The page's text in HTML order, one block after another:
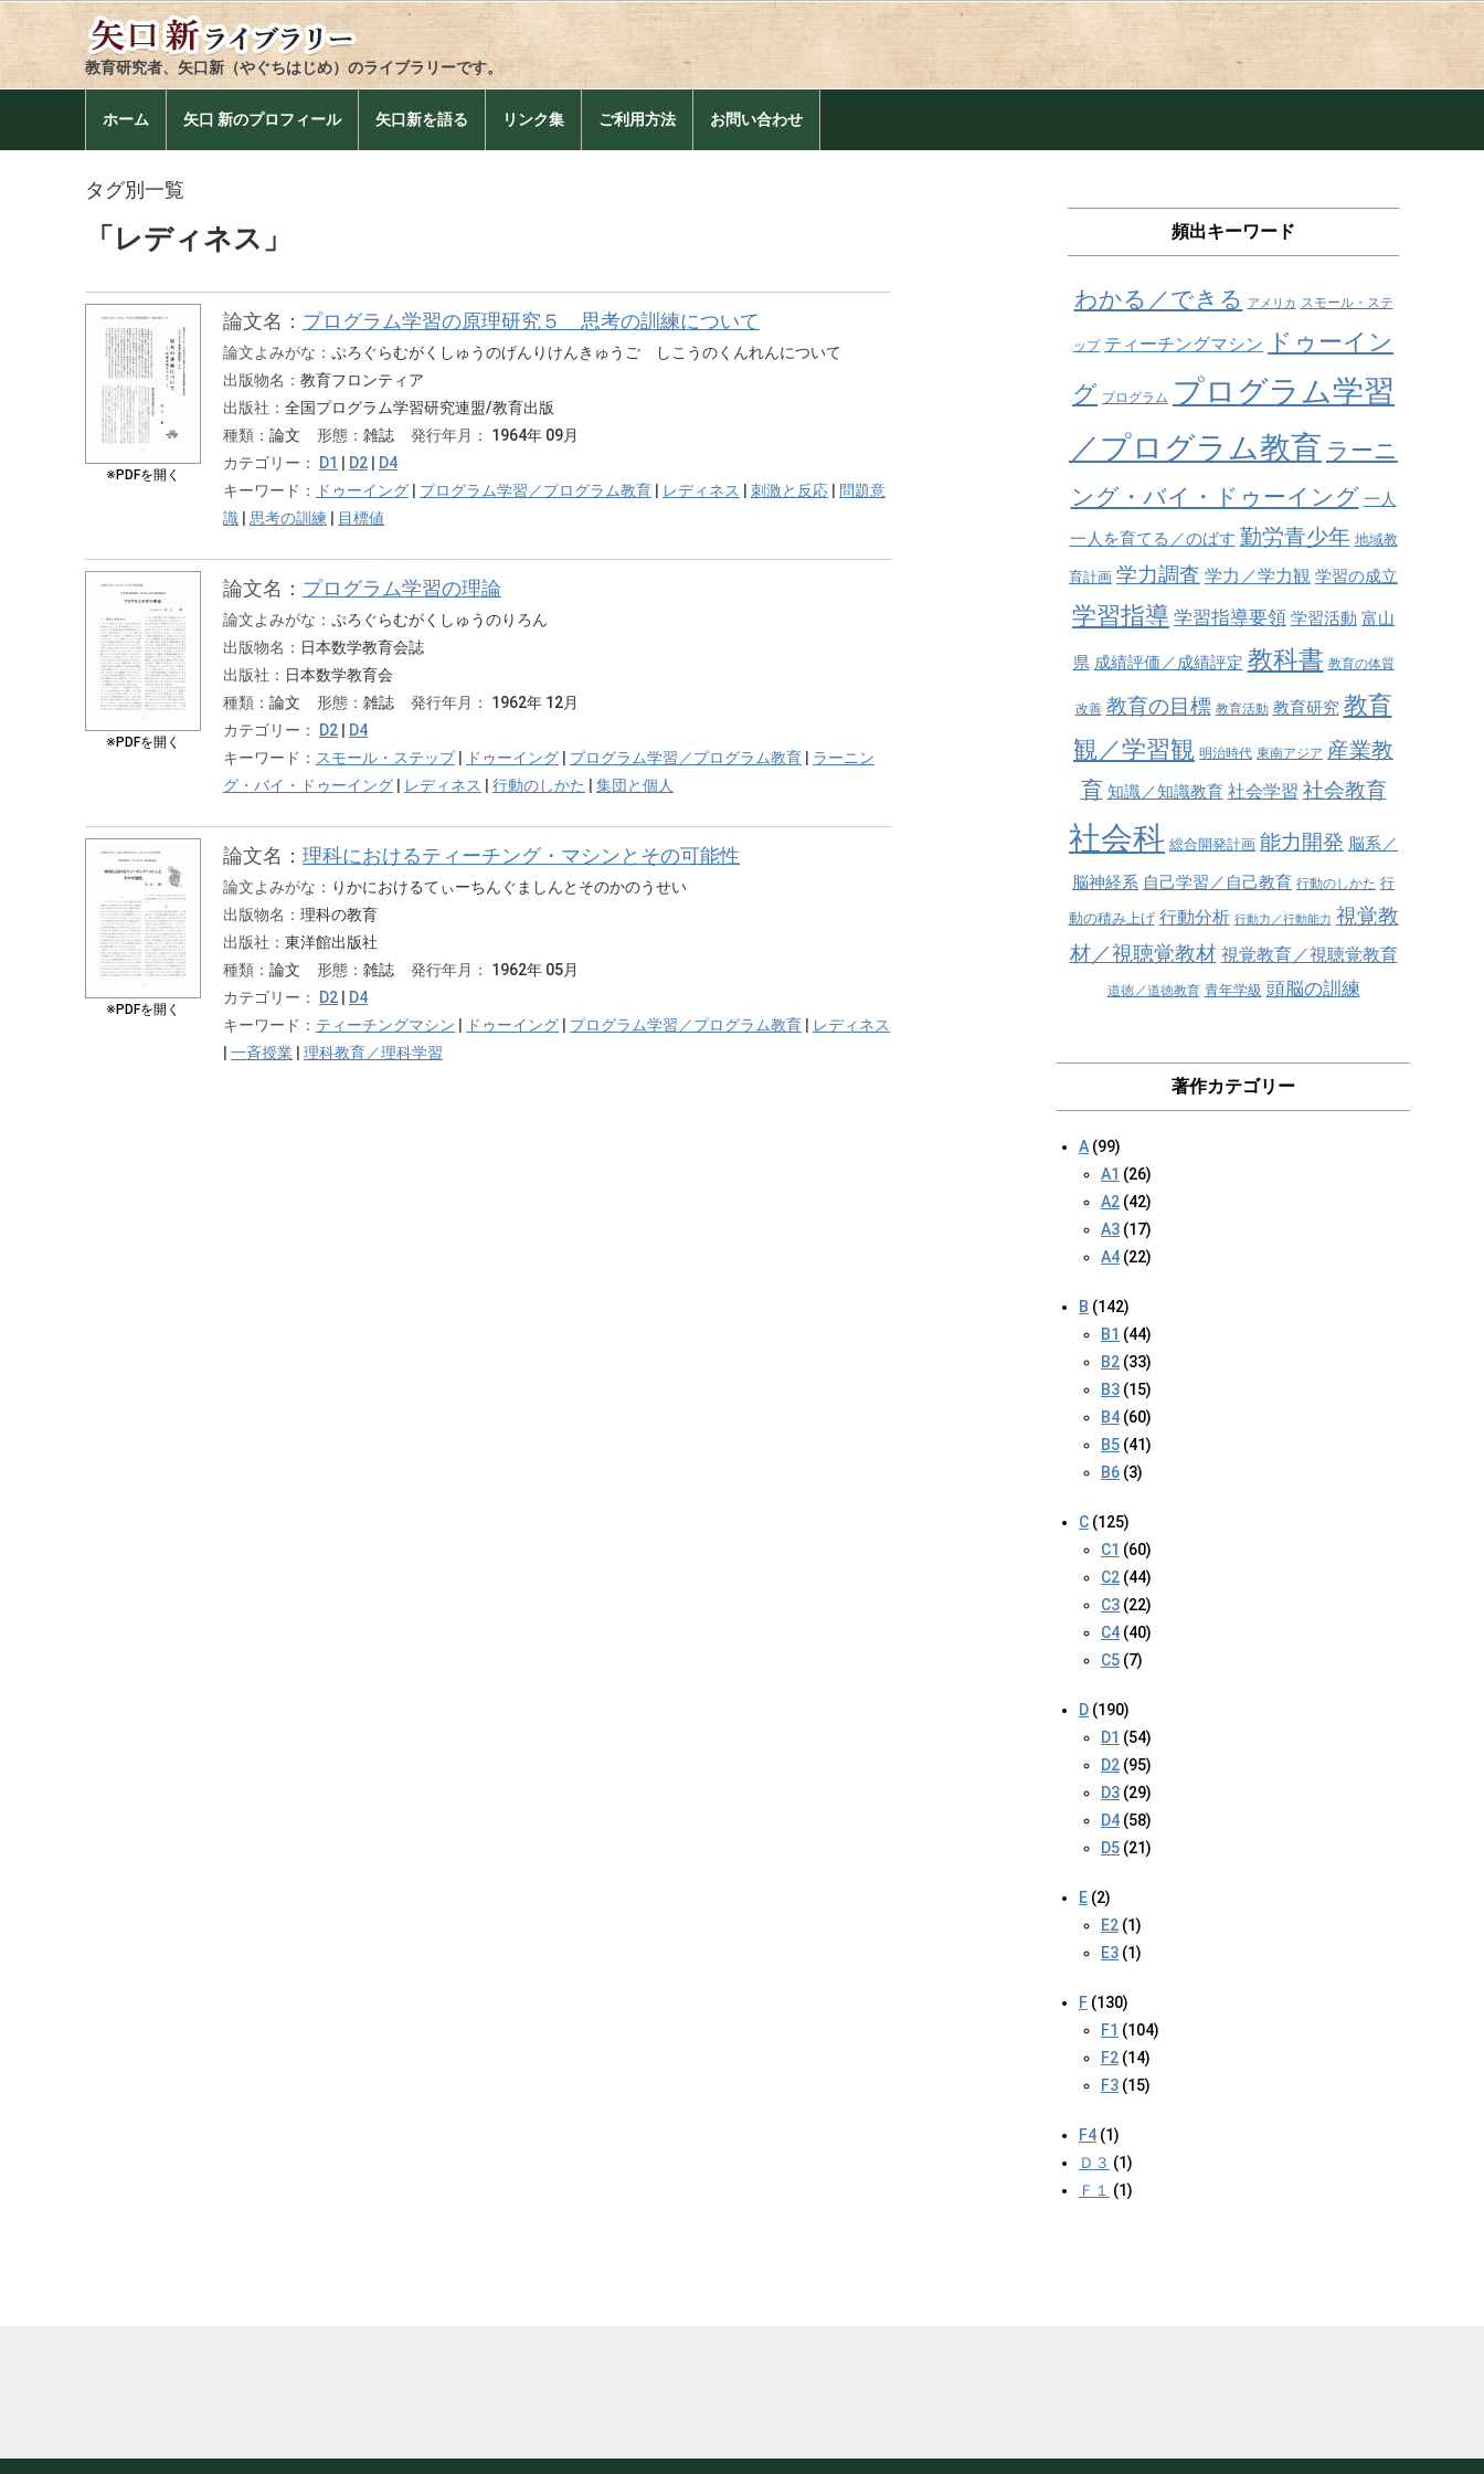
教育研究者、矢口新（やぐちはじめ）のライブラリーです。
ホーム 矢口 新のプロフィール 矢口新を語る リンク集 ご利用方法 お問い合わせ
タグ別一覧
「レディネス」
※PDFを開く
論文名： プログラム学習の原理研究５ 思考の訓練について
論文よみがな： ぷろぐらむがくしゅうのげんりけんきゅうご しこうのくんれんについて
出版物名： 教育フロンティア
出版社： 全国プログラム学習研究連盟/教育出版
種類： 論文 形態： 雑誌 発行年月：
1964年 09月
カテゴリー：
D1 D2
D4
キーワード：
ドゥーイング プログラム学習／プログラム教育 レディネス 刺激と反応
問題意
識
思考の訓練 目標値
※PDFを開く
論文名： プログラム学習の理論
論文よみがな： ぷろぐらむがくしゅうのりろん
出版物名： 日本数学教育会誌
出版社： 日本数学教育会
種類： 論文 形態： 雑誌 発行年月：
1962年 12月
カテゴリー：
D2
D4
キーワード： スモール・ステップ| ドゥーイング プログラム学習／プログラム教育
ラーニン
グ・バイ・ドゥーイング
レディネス 行動のしかた 集団と個人
※PDFを開く
論文名： 理科におけるティーチング・マシンとその可能性
論文よみがな： りかにおけるてぃーちんぐましんとそのかのうせい
出版物名： 理科の教育
出版社： 東洋館出版社
種類： 論文 形態： 雑誌 発行年月：
1962年 05月
カテゴリー：
D2
D4
キーワード： ティーチングマシン ドゥーイング プログラム学習／プログラム教育
レディネス
一斉授業 理科教育／理科学習
頻出キーワード
わかる／できる アメリカ スモール・ステ
ップ ティーチングマシン
ドゥーイン
グ プログラム プログラム学習
／プログラム教育 ラーニ
ング・バイ・ドゥーイング 一人
一人を育てる／のばす 勤労青少年 地域教
育計画 学力調査 学力／学力観 学習の成立
学習指導 学習指導要領 学習活動 富山
県 成績評価／成績評定 教科書 教育の体質
改善 教育の目標 教育活動 教育研究 教育
観／学習観 明治時代 東南アジア 産業教
育 知識／知識教育 社会学習 社会教育
社会科 総合開発計画 能力開発 脳系／
脳神経系 自己学習／自己教育 行動のしかた 行
動の積み上げ 行動分析 行動力／行動能力 視覚教
材／視聴覚教材 視覚教育／視聴覚教育
道徳／道徳教育 青年学級 頭脳の訓練
著作カテゴリー
A (99)
A1 (26)
A2 (42)
A3 (17)
A4 (22)
B (142)
B1 (44)
B2 (33)
B3 (15)
B4 (60)
B5 (41)
B6 (3)
C (125)
C1 (60)
C2 (44)
C3 (22)
C4 (40)
C5 (7)
D (190)
D1 (54)
D2 (95)
D3 (29)
D4 (58)
D5 (21)
E (2)
E2 (1)
E3 (1)
F (130)
F1 (104)
F2 (14)
F3 (15)
F4 (1)
Ｄ３ (1)
Ｆ１
(1)